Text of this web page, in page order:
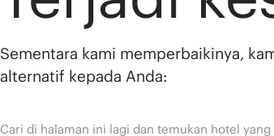
Sementara kami memperbaikinya,
alternatif kepada Anda:
Cari di halaman ini lagi dan temukan hotel yang